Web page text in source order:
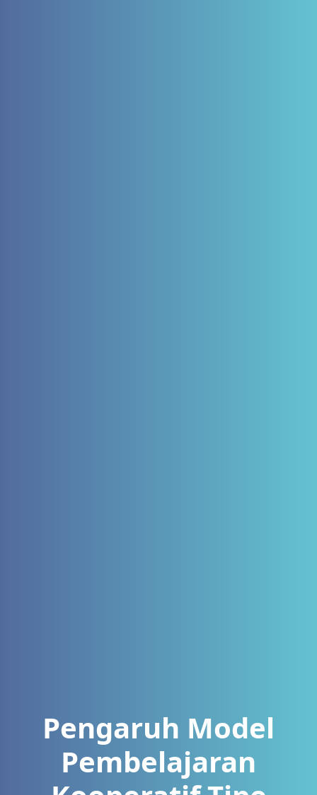
Pengaruh Model
Pembelajaran